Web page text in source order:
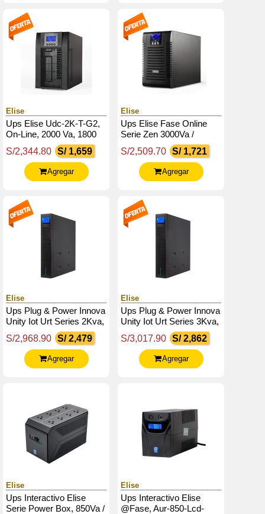
Elise
Ups Elise Udc-2K-T-G2,
On-Line, 2000 Va, 1800
W, 220Vac, Monofásico
Con Tierra, Usb.
S/2,344.80 S/ 1,659
Agregar
Elise
Ups Elise Fase Online
Serie Zen 3000Va /
2700W / 6 Tomas De
Salida Nema 5-15 / Usb
S/2,509.70 S/ 1,721
Agregar
Elise
Ups Plug & Power Innova
Unity Iot Urt Series 2Kva,
2000Va,2000W, 220V,
Db-9 Rs 232 / Usb
S/2,968.90 S/ 2,479
Agregar
Elise
Ups Plug & Power Innova
Unity Iot Urt Series 3Kva,
3000W, 220V, Db-9
Rs232 / Usb
S/3,017.90 S/ 2,862
Agregar
Elise
Ups Interactivo Elise
Serie Power Box, 850Va /
Elise
Ups Interactivo Elise
@Fase, Aur-850-Lcd-